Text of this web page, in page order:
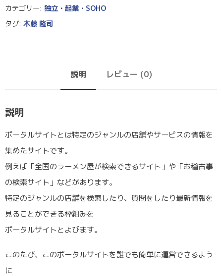
カテゴリー: 独立・起業・SOHO
タグ: 木藤 隆司
説明 レビュー (0)
説明
ポータルサイトとは特定のジャンルの店舗やサービスの情報を
集めたサイトです。
例えば「全国のラーメン屋が検索できるサイト」や「お稽古事
の検索サイト」などがあります。
特定のジャンルの店舗を検索したり、質問をしたり最新情報を
見ることができる枠組みを
ポータルサイトとよびます。
このたび、このポータルサイトを誰でも簡単に運営できるよう
に